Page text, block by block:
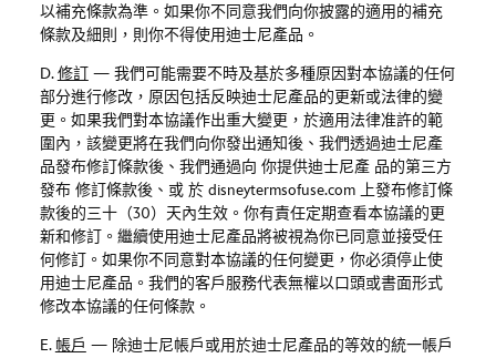
以補充條款為準。如果你不同意我們向你披露的適用的補充
條款及細則，則你不得使用迪士尼產品。
D.修訂 — 我們可能需要不時及基於多種原因對本協議的任何
部分進行修改，原因包括反映迪士尼產品的更新或法律的變
更。如果我們對本協議作出重大變更，於適用法律准許的範
圍內，該變更將在我們向你發出通知後、我們透過迪士尼產
品發布修訂條款後、我們通過向 你提供迪士尼產 品的第三方
發布 修訂條款後、或 於 disneytermsofuse.com
上發布修訂條
款後的三十（30）天內生效。你有責任定期查看本協議的更
新和修訂。繼續使用迪士尼產品將被視為你已同意並接受任
何修訂。如果你不同意對本協議的任何變更，你必須停止使
用迪士尼產品。我們的客戶服務代表無權以口頭或書面形式
修改本協議的任何條款。
E. 帳戶 — 除迪士尼帳戶或用於迪士尼產品的等效的統一帳戶